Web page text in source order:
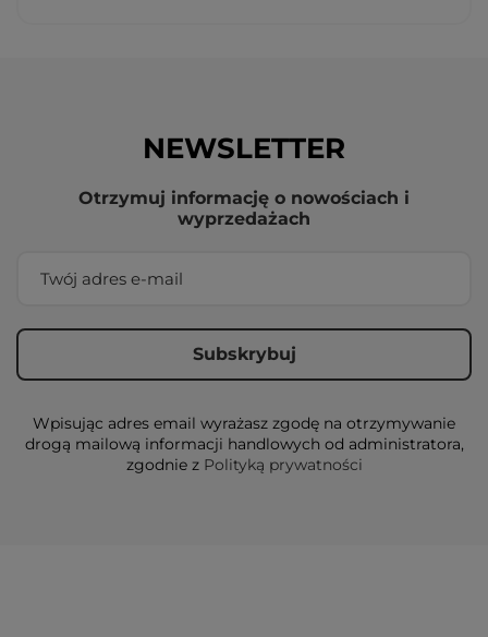
NEWSLETTER
Otrzymuj informację o nowościach i
wyprzedażach
Wpisując adres email wyrażasz zgodę na otrzymywanie
drogą mailową informacji handlowych od administratora,
zgodnie z Polityką prywatności